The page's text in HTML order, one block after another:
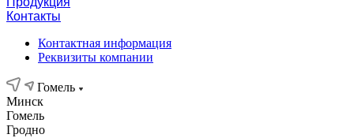
Контакты
Контактная информация
Реквизиты компании
Гомель
Минск
Гомель
Гродно